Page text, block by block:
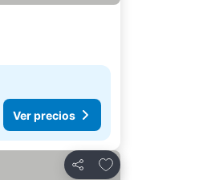
Ver precios
Compartir
Agregar a